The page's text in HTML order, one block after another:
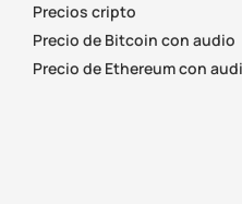
Precios cripto
Precio de Bitcoin con audio
Precio de Ethereum con